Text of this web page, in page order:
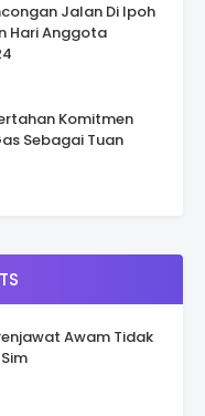
Jalan Di Ipoh
Hari Anggota
Komitmen
Sebagai Tuan
Awam Tidak